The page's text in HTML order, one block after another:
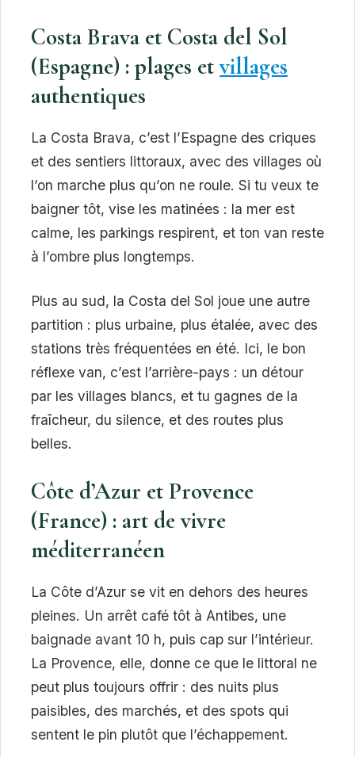
Costa Brava et Costa del Sol
(Espagne) : plages etvillages
authentiques
La Costa Brava, c’est l’Espagne des criques
et des sentiers littoraux, avec des villages où
l’on marche plus qu’on ne roule. Si tu veux te
baigner tôt, vise les matinées : la mer est
calme, les parkings respirent, et ton van reste
à l’ombre plus longtemps.
Plus au sud, la Costa del Sol joue une autre
partition : plus urbaine, plus étalée, avec des
stations très fréquentées en été. Ici, le bon
réflexe van, c’est l’arrière-pays : un détour
par les villages blancs, et tu gagnes de la
fraîcheur, du silence, et des routes plus
belles.
Côte d’Azur et Provence
(France) : art de vivre
méditerranéen
La Côte d’Azur se vit en dehors des heures
pleines. Un arrêt café tôt à Antibes, une
baignade avant 10 h, puis cap sur l’intérieur.
La Provence, elle, donne ce que le littoral ne
peut plus toujours offrir : des nuits plus
paisibles, des marchés, et des spots qui
sentent le pin plutôt que l’échappement.